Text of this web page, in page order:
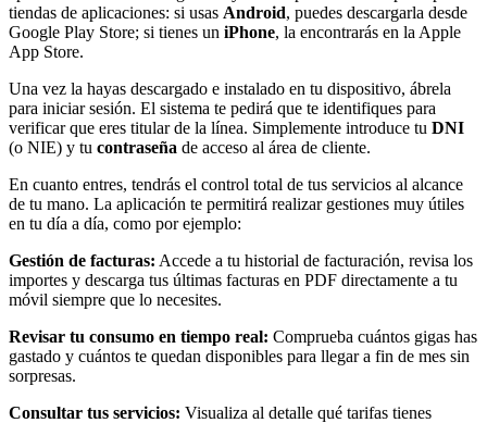
tiendas de aplicaciones: si usas Android, puedes descargarla desde
Google Play Store; si tienes un iPhone, la encontrarás en la Apple
App Store.
Una vez la hayas descargado e instalado en tu dispositivo, ábrela
para iniciar sesión. El sistema te pedirá que te identifiques para
verificar que eres titular de la línea. Simplemente introduce tu DNI
(o NIE) y tu contraseña de acceso al área de cliente.
En cuanto entres, tendrás el control total de tus servicios al alcance
de tu mano. La aplicación te permitirá realizar gestiones muy útiles
en tu día a día, como por ejemplo:
Gestión de facturas: Accede a tu historial de facturación, revisa los
importes y descarga tus últimas facturas en PDF directamente a tu
móvil siempre que lo necesites.
Revisar tu consumo en tiempo real: Comprueba cuántos gigas has
gastado y cuántos te quedan disponibles para llegar a fin de mes sin
sorpresas.
Consultar tus servicios: Visualiza al detalle qué tarifas tienes